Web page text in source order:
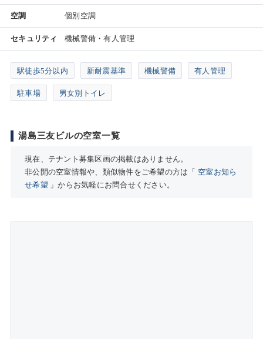
空調 個別空調
セキュリティ 機械警備・有人管理
駅徒歩5分以内 新耐震基準 機械警備 有人管理
駐車場 男女別トイレ
湯島三友ビルの空室一覧
現在、テナント募集区画の掲載はありません。
非公開の空室情報や、類似物件をご希望の方は「 空室お知ら
せ希望 」からお気軽にお問合せください。